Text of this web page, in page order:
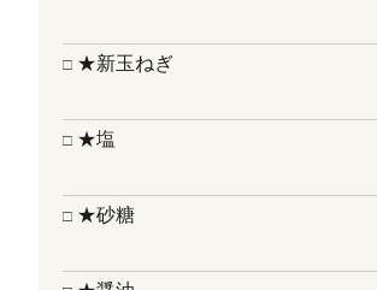
★新玉ねぎ
★塩
★砂糖